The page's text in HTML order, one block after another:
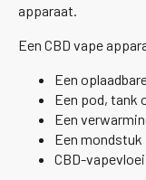
apparaat.
Een CBD vape
Een
Een pod, tank
Een
Een mondstuk
CBD-